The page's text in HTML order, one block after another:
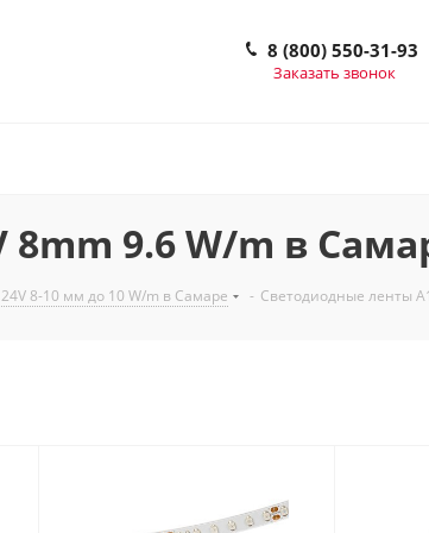
8 (800) 550-31-93
Заказать звонок
9.6 W/m в
8-10 мм до 10 W/m в Самаре - Светодиодные ленты